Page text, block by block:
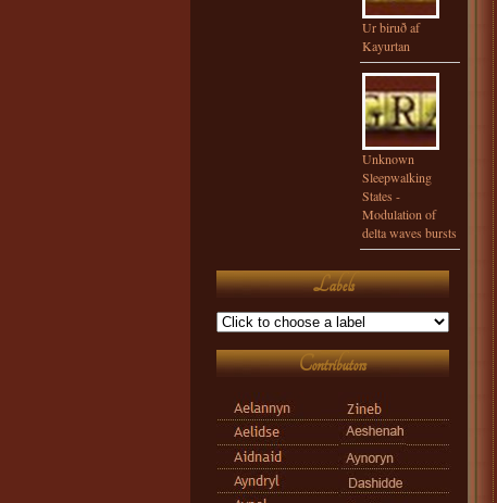
Ur biruð af
Kayurtan
Unknown
Sleepwalking
States -
Modulation of
delta waves bursts
Labels
Contributors